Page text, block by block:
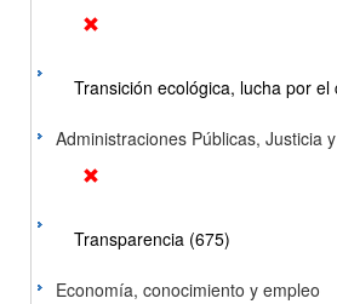
Transición ecológica, lucha por
Administraciones Públicas, Justicia
Transparencia (675)
Economía, conocimiento y empleo